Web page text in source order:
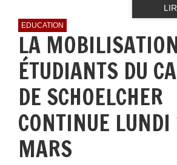
EDUCATION
LA
ÉTUDIANTS DU
DE SCHOELCHER
CONTINUE
MARS